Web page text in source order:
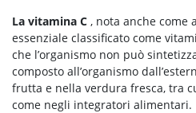
La vitamina C , nota anche come
essenziale classificato come
che l’organismo non può
composto all’organismo
frutta e nella verdura fresca, tra
come negli integratori alimentari.